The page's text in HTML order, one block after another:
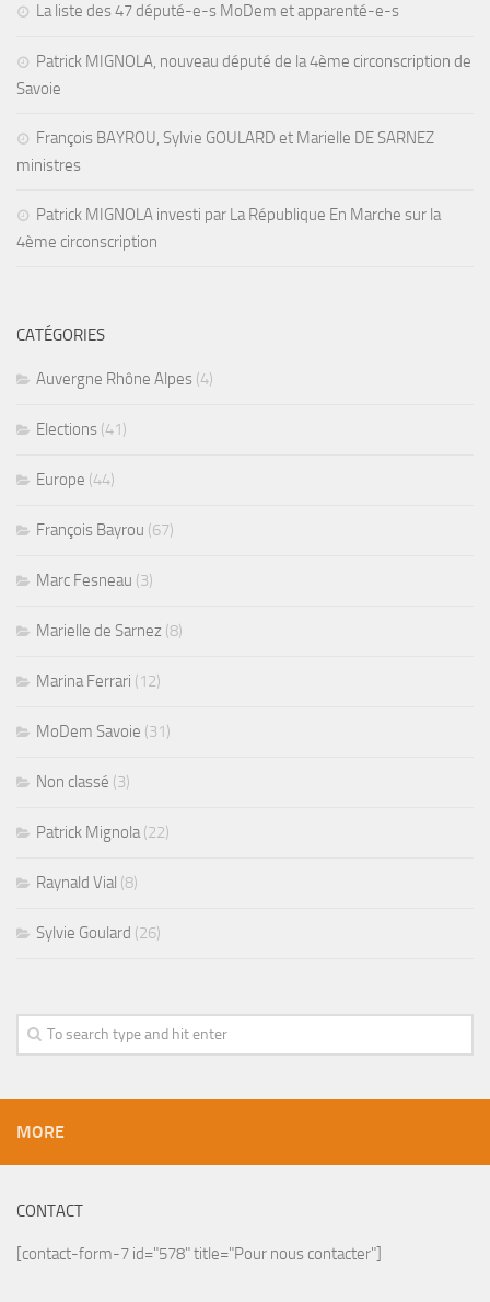
La liste des 47 député-e-s MoDem et apparenté-e-s
Patrick MIGNOLA, nouveau député de la 4ème circonscription de
Savoie
François BAYROU, Sylvie GOULARD et Marielle DE SARNEZ
ministres
Patrick MIGNOLA investi par La République En Marche sur la
4ème circonscription
CATÉGORIES
Auvergne Rhône Alpes (4)
Elections (41)
Europe (44)
François Bayrou (67)
Marc Fesneau (3)
Marielle de Sarnez (8)
Marina Ferrari (12)
MoDem Savoie (31)
Non classé (3)
Patrick Mignola(22)
Raynald Vial (8)
Sylvie Goulard (26)
MORE
CONTACT
[contact-form-7 id="578" title="Pour nous contacter"]